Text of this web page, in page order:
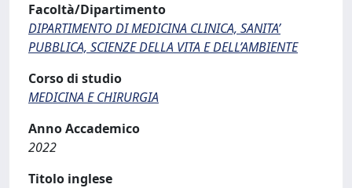
Facoltà/Dipartimento
DIPARTIMENTO DI MEDICINA CLINICA, SANITA’
PUBBLICA, SCIENZE DELLA VITA E DELL’AMBIENTE
Corso di studio
MEDICINA E CHIRURGIA
Anno Accademico
2022
Titolo inglese